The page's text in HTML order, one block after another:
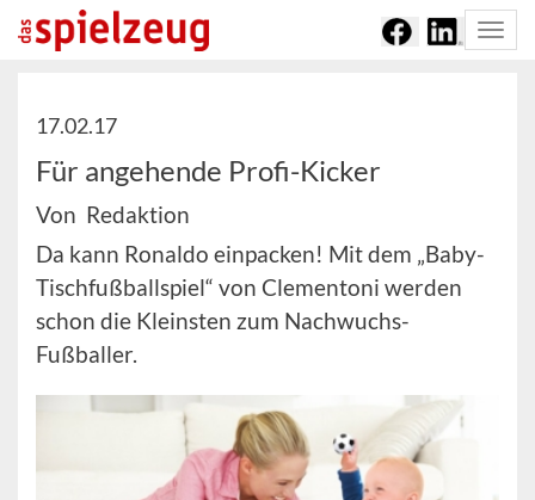
17.02.17
Für angehende Profi-Kicker
Von Redaktion
Da kann Ronaldo einpacken! Mit dem „Baby-
Tischfußballspiel“ von Clementoni werden
schon die Kleinsten zum Nachwuchs-
Fußballer.